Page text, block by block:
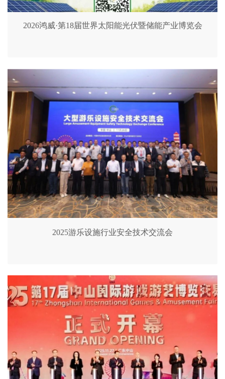
2026鸿威·第18届世界太阳能光伏暨储能产业博览会
2025游乐设施行业安全技术交流会